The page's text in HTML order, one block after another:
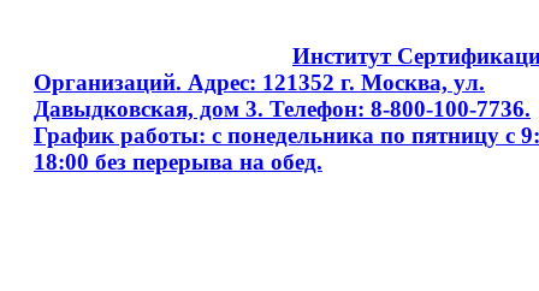
Институт
Организаций. Адрес: 121352 г. Москва, ул.
Давыдковская, дом 3. Телефон: 8-800-100-7736.
График работы: с понедельника по пятницу с
18:00 без перерыва на обед.